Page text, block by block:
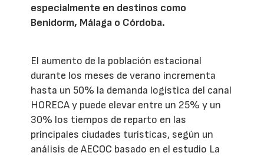
especialmente en destinos como
Benidorm, Málaga o Córdoba.
El aumento de la población estacional
durante los meses de verano incrementa
hasta un 50% la demanda logística del canal
HORECA y puede elevar entre un 25% y un
30% los tiempos de reparto en las
principales ciudades turísticas, según un
análisis de AECOC basado en el estudio La